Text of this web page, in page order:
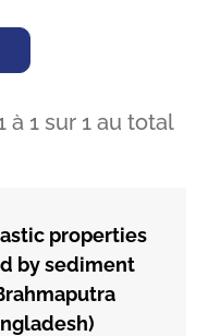
à 1 sur 1 au total
properties
by sediment